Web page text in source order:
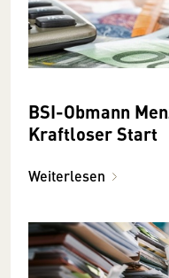
BSI-Obmann Menz:
Kraftloser Start
Weiterlesen